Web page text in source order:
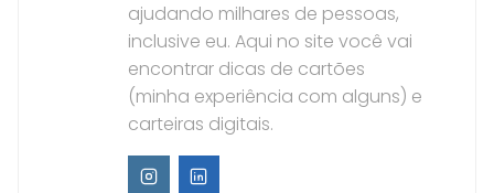
ajudando milhares de pessoas,
inclusive eu. Aqui no site você vai
encontrar dicas de cartões
(minha experiência com alguns) e
carteiras digitais.